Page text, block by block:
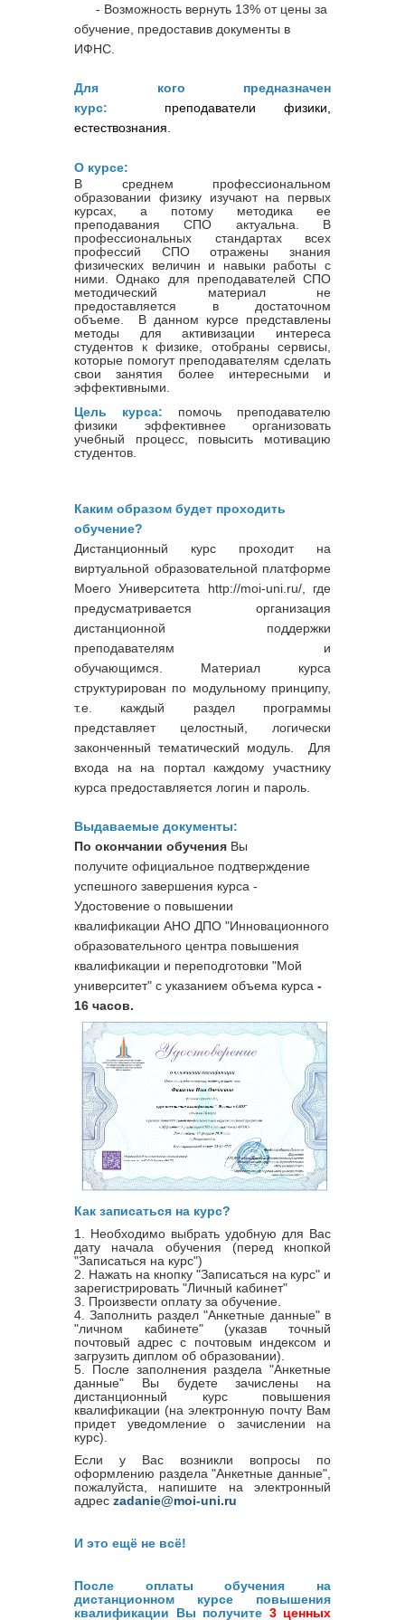
- Возможность вернуть 13% от цены за
обучение, предоставив документы в
ИФНС.
Для кого предназначен
курс:
преподаватели физики,
естествознания.
О курсе:
В среднем профессиональном
образовании физику изучают на первых
курсах, а потому методика ее
преподавания СПО актуальна. В
профессиональных стандартах всех
профессий СПО отражены знания
физических величин и навыки работы с
ними. Однако для преподавателей СПО
методический материал не
предоставляется в достаточном
объеме. В данном курсе представлены
методы для активизации интереса
студентов к физике, отобраны сервисы,
которые помогут преподавателям сделать
свои занятия более интересными и
эффективными.
Цель курса:
помочь преподавателю
физики эффективнее организовать
учебный процесс, повысить мотивацию
студентов.
Каким образом будет проходить
обучение?
Дистанционный курс проходит на
виртуальной образовательной платформе
Моего Университета http://moi-uni.ru/, где
предусматривается организация
дистанционной поддержки
преподавателям и
обучающимся. Материал курса
структурирован по модульному принципу,
т.е. каждый раздел программы
представляет целостный, логически
законченный тематический модуль. Для
входа на на портал каждому участнику
курса предоставляется логин и пароль.
Выдаваемые документы:
По окончании обучения Вы
получите официальное подтверждение
успешного завершения курса -
Удостовение о повышении
квалификации АНО ДПО "Инновационного
образовательного центра повышения
квалификации и переподготовки "Мой
университет" с указанием объема курса -
16 часов.
Как записаться на курс?
1. Необходимо выбрать удобную для Вас
дату начала обучения (перед кнопкой
"Записаться на курс")
2. Нажать на кнопку "Записаться на курс" и
зарегистрировать "Личный кабинет"
3. Произвести оплату за обучение.
4. Заполнить раздел "Анкетные данные" в
"личном кабинете" (указав точный
почтовый адрес с почтовым индексом и
загрузить диплом об образовании).
5. После заполнения раздела "Анкетные
данные" Вы будете зачислены на
дистанционный курс повышения
квалификации (на электронную почту Вам
придет уведомление о зачислении на
курс).
Если у Вас возникли вопросы по
оформлению раздела "Анкетные данные",
пожалуйста, напишите на электронный
адрес zadanie@moi-uni.ru
И это ещё не всё!
После оплаты обучения на
дистанционном курсе повышения
квалификации Вы получите 3 ценных